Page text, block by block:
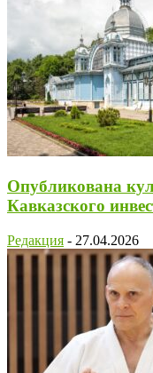
Опубликована
Кавказского
Редакция - 27.04.2026